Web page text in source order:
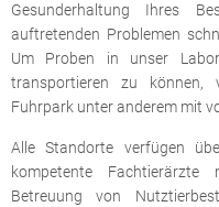
Gesunderhaltung Ihres
auftretenden Problemen
Um Proben in unser
transportieren zu können,
Fuhrpark unter anderem mit
Alle Standorte verfügen
kompetente
Betreuung von